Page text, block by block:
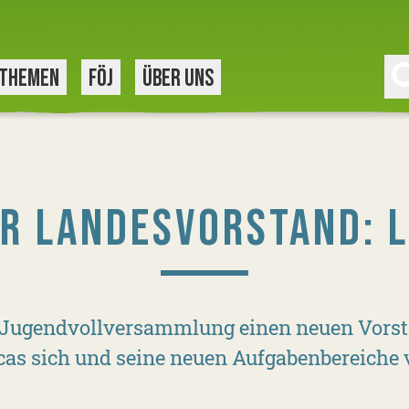
FÖJ ÜBER UNS
LANDESVORSTAND:
einen neuen
sich und seine neuen Aufgabenbereiche